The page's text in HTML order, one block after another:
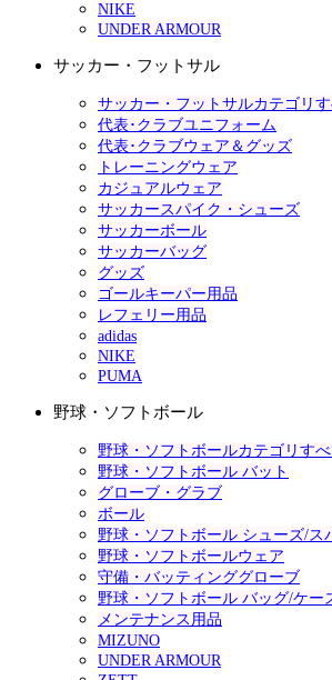
NIKE
UNDER ARMOUR
サッカー・フットサル
サッカー・フットサルカテゴリ
代表･クラブユニフォーム
代表･クラブウェア＆グッズ
トレーニングウェア
カジュアルウェア
サッカースパイク・シューズ
サッカーボール
サッカーバッグ
グッズ
ゴールキーパー用品
レフェリー用品
adidas
NIKE
PUMA
野球・ソフトボール
野球・ソフトボールカテゴリす
野球・ソフトボール バット
グローブ・グラブ
ボール
野球・ソフトボール シューズ/ス
野球・ソフトボールウェア
守備・バッティンググローブ
野球・ソフトボール バッグ/ケー
メンテナンス用品
MIZUNO
UNDER ARMOUR